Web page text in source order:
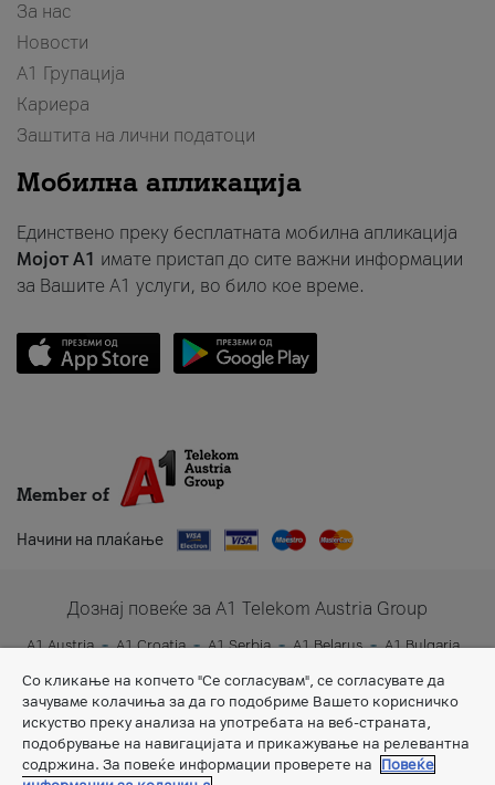
За нас
Новости
А1 Групација
Кариера
Заштита на лични податоци
Мобилна апликација
Единствено преку бесплатната мобилна апликација
Мојот A1 имате пристап до сите важни информации
за Вашите A1 услуги, во било кое време.
Member of
Начини на плаќање
Дознај повеќе за A1 Telekom Austria Group
A1 Austria A1 Croatia A1 Serbia A1 Belarus
A1 Bulgaria
Со кликање на копчето "Се согласувам", се согласувате да
зачуваме колачиња за да го подобриме Вашето корисничко
искуство преку анализа на употребата на веб-страната,
подобрување на навигацијата и прикажување на релевантна
содржина. За повеќе информации проверете на
Повеќе